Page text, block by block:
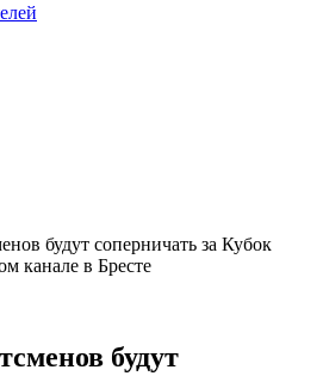
будут соперничать за Кубок
канале в Бресте
будут